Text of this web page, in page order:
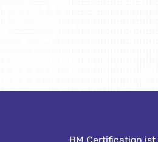
BM Certification